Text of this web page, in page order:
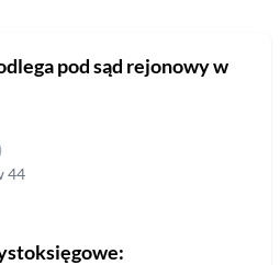
pod sąd rejonowyw
44